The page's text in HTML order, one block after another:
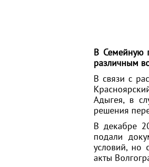
В Семейную
различным
В связи с
Адыгея, в
решения
В декабре
подали
условий, но
акты